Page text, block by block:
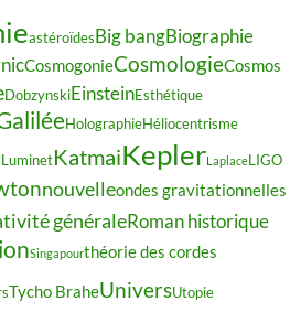
astéroïdesBig bangBiographie
CosmogonieCosmologieCosmos
DobzynskiEinsteinEsthétique
HolographieHéliocentrisme
KatmaiKeplerLaplaceLIGO
nouvelleondes gravitationnelles
généraleRoman historique
Singapourthéorie des cordes
Tycho BraheUniversUtopie